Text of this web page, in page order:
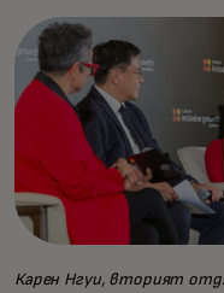
Карен Нгуи, вторият